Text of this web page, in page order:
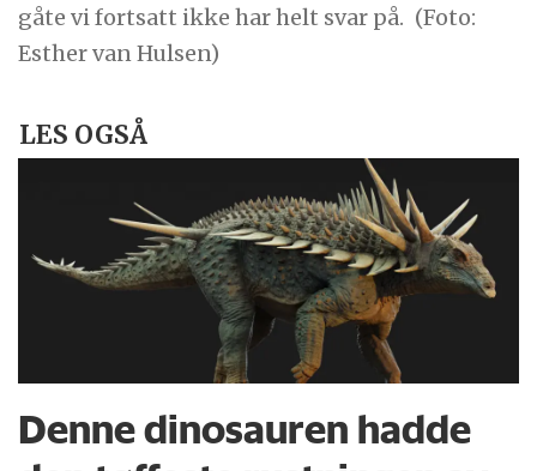
gåte vi fortsatt ikke har helt svar på. (Foto:
Esther van Hulsen)
LES OGSÅ
Denne dinosauren hadde